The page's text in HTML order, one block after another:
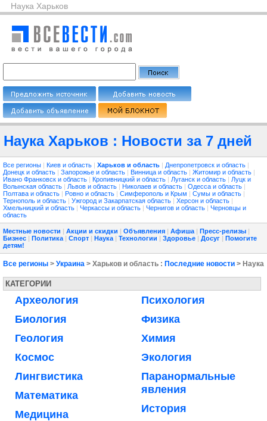
Наука Харьков
Наука Харьков : Новости за 7 дней
Все регионы | Киев и область | Харьков и область | Днепропетровск и область |
Донецк и область | Запорожье и область | Винница и область | Житомир и область |
Ивано Франковск и область | Кропивницкий и область | Луганск и область | Луцк и
Волынская область | Львов и область | Николаев и область | Одесса и область |
Полтава и область | Ровно и область | Симферополь и Крым | Сумы и область |
Тернополь и область | Ужгород и Закарпатская область | Херсон и область |
Хмельницкий и область | Черкассы и область | Чернигов и область | Черновцы и
область
Местные новости | Акции и скидки | Объявления | Афиша | Пресс-релизы |
Бизнес | Политика | Спорт | Наука | Технологии | Здоровье | Досуг | Помогите
детям!
Все регионы > Украина > Харьков и область : Последние новости > Наука
КАТЕГОРИИ
Археология
Биология
Геология
Космос
Лингвистика
Математика
Медицина
Психология
Физика
Химия
Экология
Паранормальные
явления
История